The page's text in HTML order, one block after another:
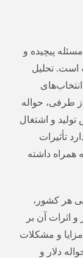
پیچیده و
است. تحلیل
طرفی، حواله
تولید و اشتغال
تأثیرات
همراه داشته
هر کشور،
اثرات آن بر
و مشکلات
دلار و